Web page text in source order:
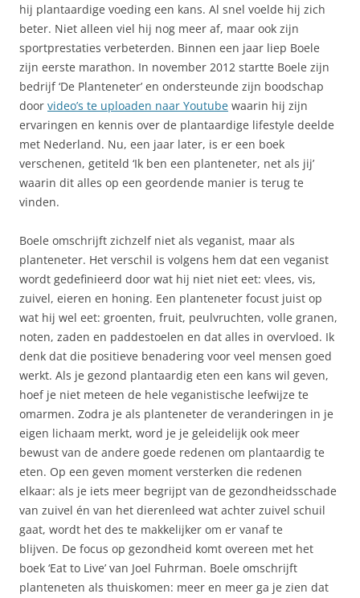
hij plantaardige voeding een kans. Al snel voelde hij zich
beter. Niet alleen viel hij nog meer af, maar ook zijn
sportprestaties verbeterden. Binnen een jaar liep Boele
zijn eerste marathon. In november 2012 startte Boele zijn
bedrijf ‘De Planteneter’ en ondersteunde zijn boodschap
door video’s te uploaden naar Youtube waarin hij zijn
ervaringen en kennis over de plantaardige lifestyle deelde
met Nederland. Nu, een jaar later, is er een boek
verschenen, getiteld ‘Ik ben een planteneter, net als jij’
waarin dit alles op een geordende manier is terug te
vinden.
Boele omschrijft zichzelf niet als veganist, maar als
planteneter. Het verschil is volgens hem dat een veganist
wordt gedefinieerd door wat hij niet niet eet: vlees, vis,
zuivel, eieren en honing. Een planteneter focust juist op
wat hij wel eet: groenten, fruit, peulvruchten, volle granen,
noten, zaden en paddestoelen en dat alles in overvloed. Ik
denk dat die positieve benadering voor veel mensen goed
werkt. Als je gezond plantaardig eten een kans wil geven,
hoef je niet meteen de hele veganistische leefwijze te
omarmen. Zodra je als planteneter de veranderingen in je
eigen lichaam merkt, word je je geleidelijk ook meer
bewust van de andere goede redenen om plantaardig te
eten. Op een geven moment versterken die redenen
elkaar: als je iets meer begrijpt van de gezondheidsschade
van zuivel én van het dierenleed wat achter zuivel schuil
gaat, wordt het des te makkelijker om er vanaf te
blijven. De focus op gezondheid komt overeen met het
boek ‘Eat to Live’ van Joel Fuhrman. Boele omschrijft
planteneten als thuiskomen: meer en meer ga je zien dat